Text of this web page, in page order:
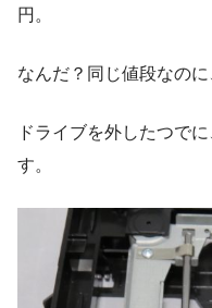
円。
なんだ？同じ値段なのに
ドライブを外したつで
す。